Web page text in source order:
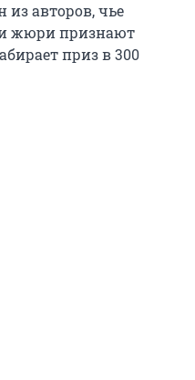
из авторов, чье
и жюри признают
приз в 300